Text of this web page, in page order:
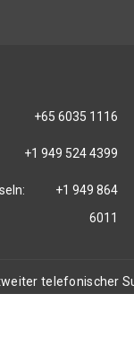
+65 6035 1116
+1 949 524 4399
+1 949 864
6011
telefonischer